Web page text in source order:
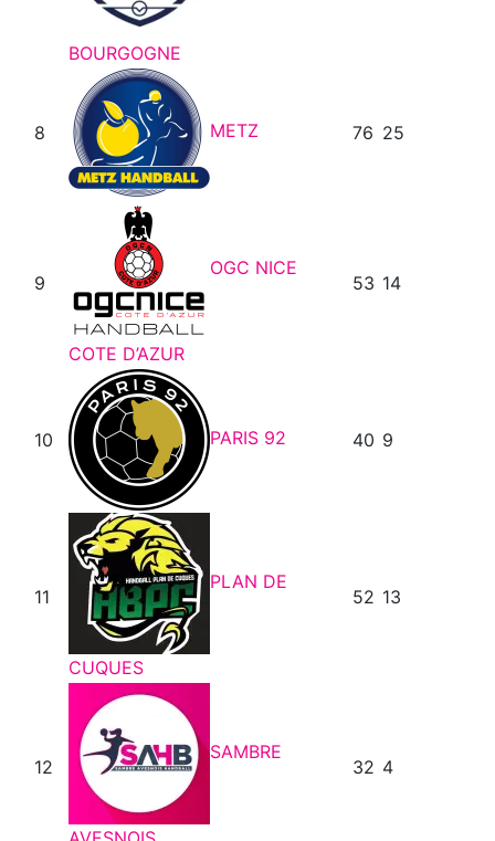
BOURGOGNE
8 METZ 76 25
9
OGC NICE
COTE D’AZUR
53 14
10 PARIS 92 40 9
11
PLAN DE
CUQUES
52 13
12
SAMBRE
32 4